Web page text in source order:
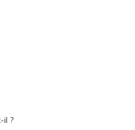
il ?